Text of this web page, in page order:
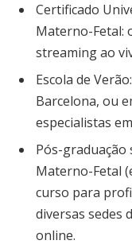
Certificado
Materno-Fetal:
streaming ao
Escola de
Barcelona, ou
especialistas
Pós-graduação
Materno-Fetal
curso para
diversas sedes
online.